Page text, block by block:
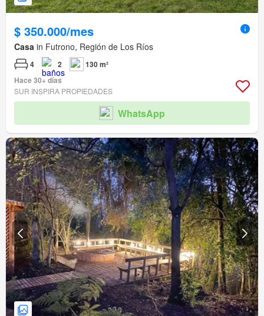
$ 350.000/mes
Casa in Futrono, Región de Los Ríos
4 2
130 m²
Hace 30+ días
SUR INSPIRA PROPIEDADES
WhatsApp